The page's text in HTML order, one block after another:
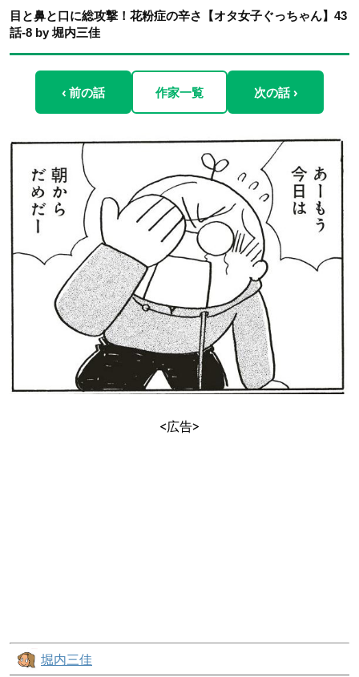
目と鼻と口に総攻撃！花粉症の辛さ【オタ女子ぐっちゃん】43
話-8 by 堀内三佳
‹ 前の話 作家一覧 次の話 ›
<広告>
堀内三佳